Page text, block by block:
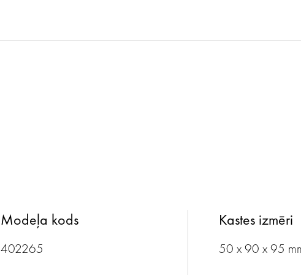
Modeļa kods
402265
Kastes izmēri
50 x 90 x 95